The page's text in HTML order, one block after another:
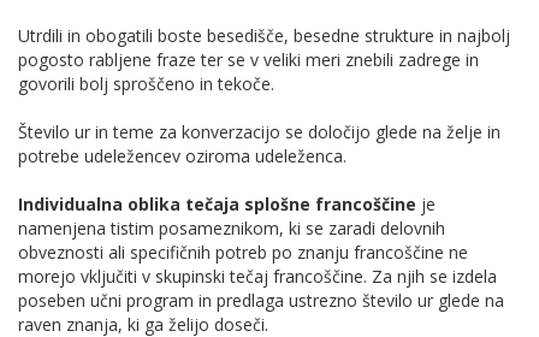
Utrdili in obogatili boste besedišče, besedne strukture in najbolj
pogosto rabljene fraze ter se v veliki meri znebili zadrege in
govorili bolj sproščeno in tekoče.
Število ur in teme za konverzacijo se določijo glede na želje in
potrebe udeležencev oziroma udeleženca.
Individualna oblika tečaja splošne francoščine je
namenjena tistim posameznikom, ki se zaradi delovnih
obveznosti ali specifičnih potreb po znanju francoščine ne
morejo vključiti v skupinski tečaj francoščine. Za njih se izdela
poseben učni program in predlaga ustrezno število ur glede na
raven znanja, ki ga želijo doseči.